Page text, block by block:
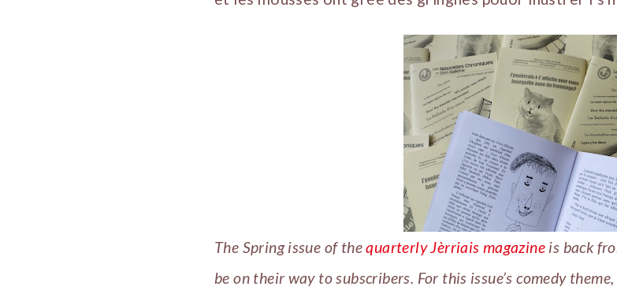
The Spring issue of thequarterly Jèrriais magazine is back
be on their way to subscribers. For this issue’s comedy